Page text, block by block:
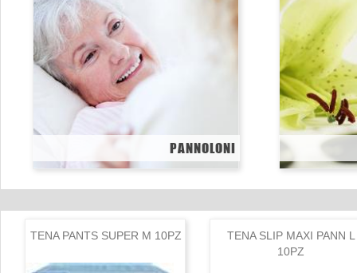
PANNOLONI
TENA PANTS SUPER M 10PZ
TENA SLIP MAXI PANN L
10PZ